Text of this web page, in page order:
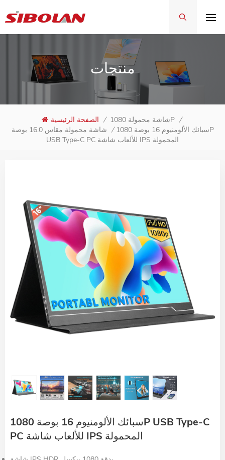
منتجات
الصفحة الرئيسية / شاشة محمولة 1080P /
شاشة محمولة مقاس 16.0 بوصة / سبائك الألومنيوم 16 بوصة 1080P
USB Type-C PC للألعاب شاشة IPS المحمولة
سبائك الألومنيوم 16 بوصة 1080P USB Type-C
PC للألعاب شاشة IPS المحمولة